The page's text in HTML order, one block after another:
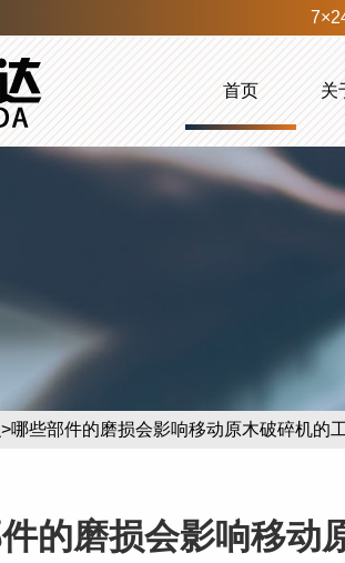
首页 关
>哪些部件的磨损会影响移动原木破碎机的
的磨损会影响移动